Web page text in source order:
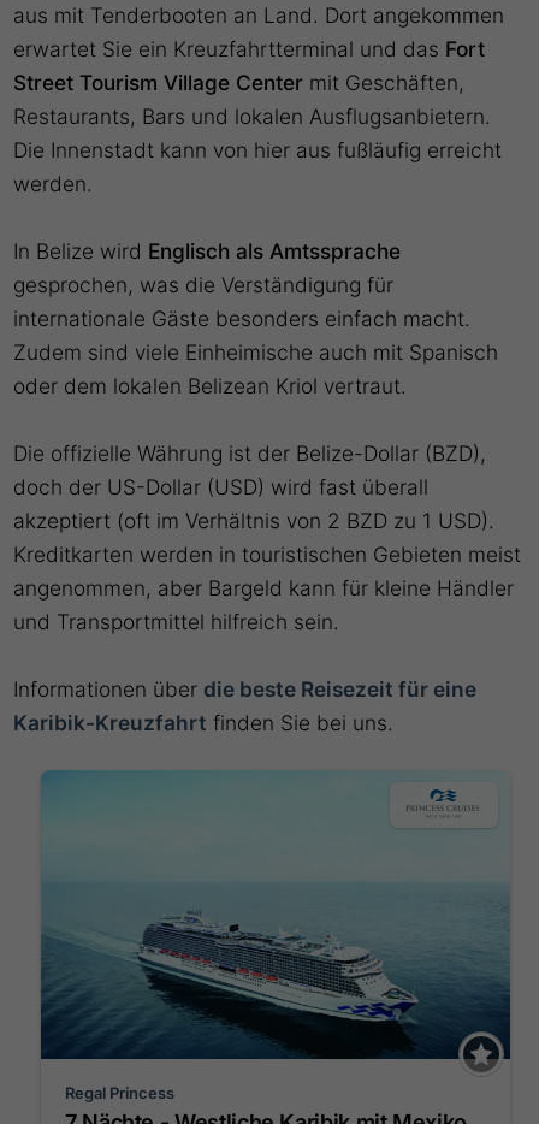
aus mit Tenderbooten an Land. Dort angekommen
erwartet Sie ein Kreuzfahrtterminal und das Fort
Street Tourism Village Center mit Geschäften,
Restaurants, Bars und lokalen Ausflugsanbietern.
Die Innenstadt kann von hier aus fußläufig erreicht
werden.
In Belize wird Englisch als Amtssprache
gesprochen, was die Verständigung für
internationale Gäste besonders einfach macht.
Zudem sind viele Einheimische auch mit Spanisch
oder dem lokalen Belizean Kriol vertraut.
Die offizielle Währung ist der Belize-Dollar (BZD),
doch der US-Dollar (USD) wird fast überall
akzeptiert (oft im Verhältnis von 2 BZD zu 1 USD).
Kreditkarten werden in touristischen Gebieten meist
angenommen, aber Bargeld kann für kleine Händler
und Transportmittel hilfreich sein.
Informationen über die beste Reisezeit für eine
Karibik-Kreuzfahrt finden Sie bei uns.
Regal Princess